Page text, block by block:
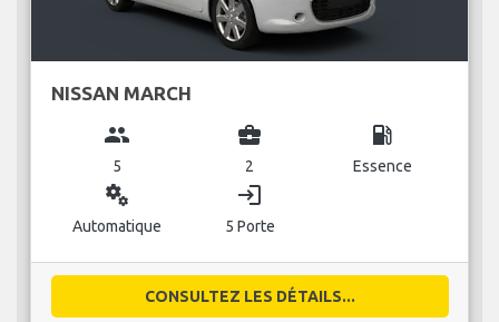
NISSAN MARCH
group
5
business_center
2
local_gas_station
Essence
miscellaneous_services
Automatique
login
5 Porte
CONSULTEZ LES DÉTAILS...